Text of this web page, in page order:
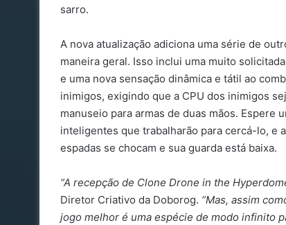
sarro.
A nova atualização adiciona uma série de
maneira geral. Isso inclui uma muito solicitada
e uma nova sensação dinâmica e tátil ao
inimigos, exigindo que a CPU dos inimigos
manuseio para armas de duas mãos. Espere
inteligentes que trabalharão para cercá-lo, e
espadas se chocam e sua guarda está baixa.
“A recepção de Clone Drone in the
Diretor Criativo da Doborog. “Mas, assim
jogo melhor é uma espécie de modo infinito